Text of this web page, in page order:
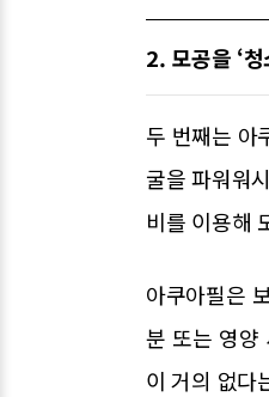
2. 모공을 ‘
두 번째는 아
굴을 파워워
비를 이용해
아쿠아필은
분 또는 영양
이 거의 없다